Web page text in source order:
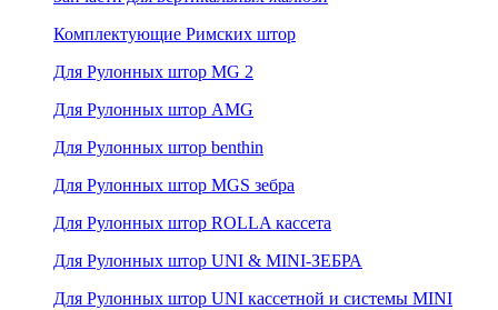
Комплектующие Римских штор
Для Рулонных штор MG 2
Для Рулонных штор AMG
Для Рулонных штор benthin
Для Рулонных штор MGS зебра
Для Рулонных штор ROLLA кассета
Для Рулонных штор UNI & MINI-ЗЕБРА
Для Рулонных штор UNI кассетной и системы MINI